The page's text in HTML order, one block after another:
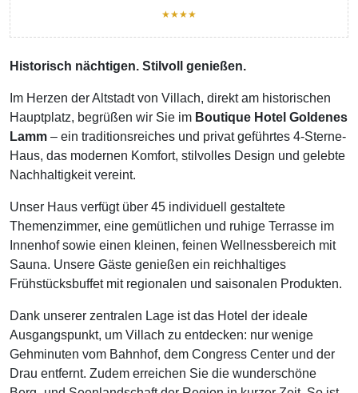
★★★★
Historisch nächtigen. Stilvoll genießen.
Im Herzen der Altstadt von Villach, direkt am historischen
Hauptplatz, begrüßen wir Sie im Boutique Hotel Goldenes
Lamm – ein traditionsreiches und privat geführtes 4-Sterne-
Haus, das modernen Komfort, stilvolles Design und gelebte
Nachhaltigkeit vereint.
Unser Haus verfügt über 45 individuell gestaltete
Themenzimmer, eine gemütlichen und ruhige Terrasse im
Innenhof sowie einen kleinen, feinen Wellnessbereich mit
Sauna. Unsere Gäste genießen ein reichhaltiges
Frühstücksbuffet mit regionalen und saisonalen Produkten.
Dank unserer zentralen Lage ist das Hotel der ideale
Ausgangspunkt, um Villach zu entdecken: nur wenige
Gehminuten vom Bahnhof, dem Congress Center und der
Drau entfernt. Zudem erreichen Sie die wunderschöne